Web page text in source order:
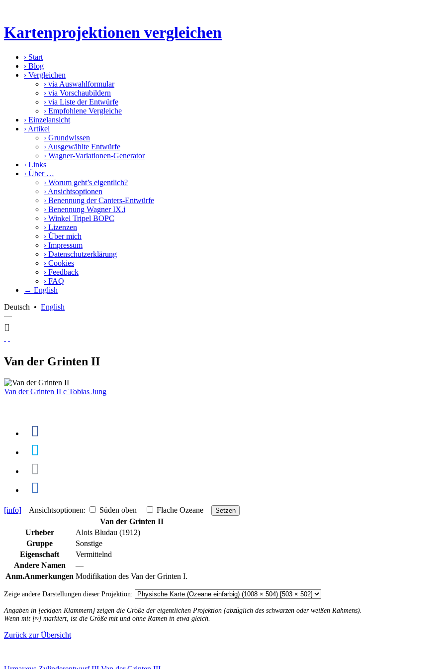
Kartenprojektionen vergleichen
› Start
› Blog
› Vergleichen
› via Auswahlformular
› via Vorschaubildern
› via Liste der Entwürfe
› Empfohlene Vergleiche
› Einzelansicht
› Artikel
› Grundwissen
› Ausgewählte Entwürfe
› Wagner-Variationen-Generator
› Links
› Über …
› Worum geht’s eigentlich?
› Ansichtsoptionen
› Benennung der Canters-Entwürfe
› Benennung Wagner IX.i
› Winkel Tripel BOPC
› Lizenzen
› Über mich
› Impressum
› Datenschutzerklärung
› Cookies
› Feedback
› FAQ
→ English
Deutsch • English
—
Van der Grinten II
Van der Grinten II c Tobias Jung
[info] Ansichtsoptionen: Süden oben Flache Ozeane Setzen
Van der Grinten II
Urheber
Alois Bludau (1912)
Gruppe
Sonstige
Eigenschaft
Vermittelnd
Andere Namen
—
Anm.Anmerkungen Modifikation des Van der Grinten I.
Zeige andere Darstellungen dieser Projektion:
Angaben in [eckigen Klammern] zeigen die Größe der eigentlichen Projektion (abzüglich des schwarzen oder weißen Rahmens).
Wenn mit [≈] markiert, ist die Größe mit und ohne Ramen in etwa gleich.
Zurück zur Übersicht